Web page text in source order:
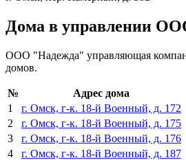
Дома в управлении
ООО "Надежда" управляющая
домов.
№
Адрес дома
1
г. Омск, г-к. 18-й Военный, д. 172
2
г. Омск, г-к. 18-й Военный, д. 175
3
г. Омск, г-к. 18-й Военный, д. 176
4
г. Омск, г-к. 18-й Военный, д. 187